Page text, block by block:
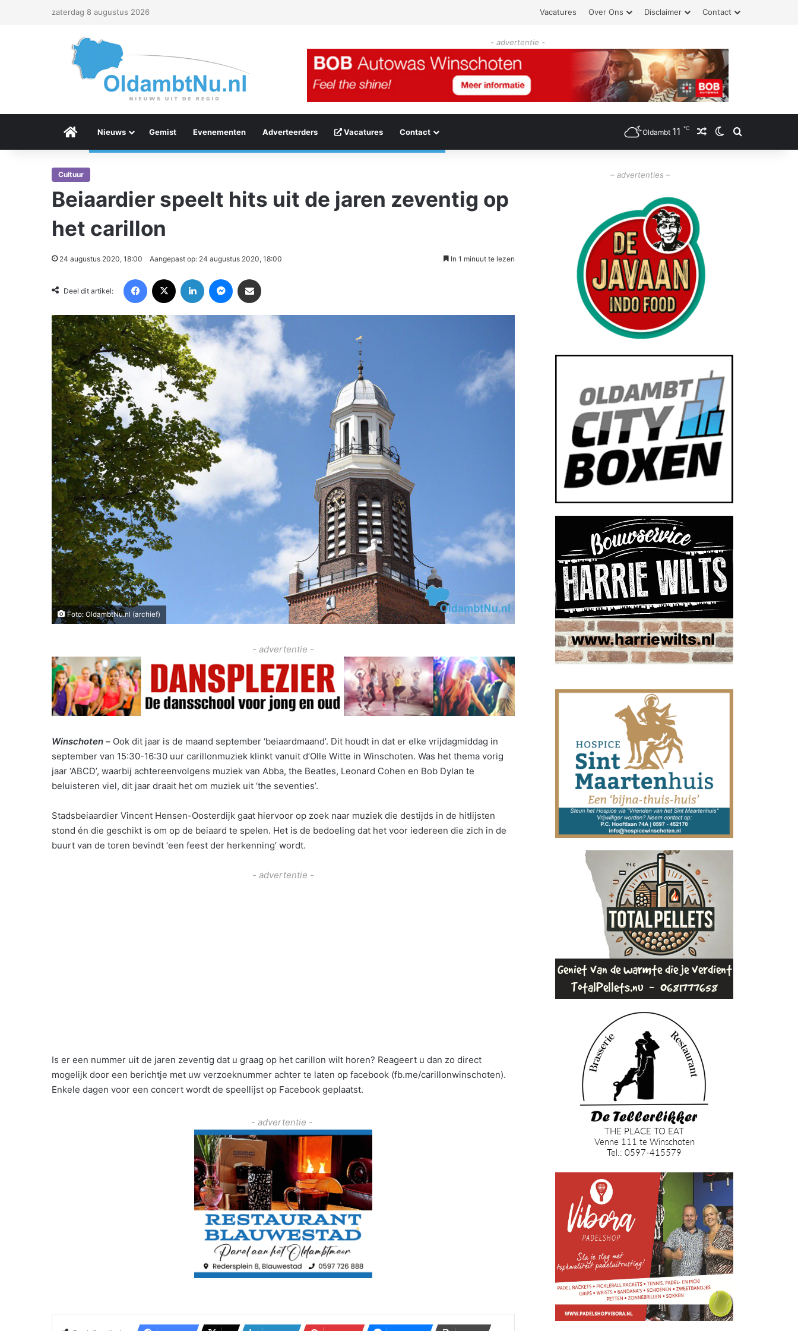
zaterdag 8 augustus 2026 Vacatures Over Ons Disclaimer Contact
- advertentie -
Menu Item
Nieuws Gemist Evenementen Adverteerders Vacatures Contact Oldambt 11 ℃ Willekeurig artikel
Switch skin
Zoeken
Cultuur
Beiaardier speelt hits uit de jaren zeventig op
het carillon
24 augustus 2020, 18:00 Aangepast op: 24 augustus 2020, 18:00 In 1 minuut te lezen
Deel dit artikel:
Foto: OldambtNu.nl (archief)
- advertentie -
Winschoten – Ook dit jaar is de maand september ‘beiaardmaand’. Dit houdt in dat er elke vrijdagmiddag in
september van 15:30-16:30 uur carillonmuziek klinkt vanuit d’Olle Witte in Winschoten. Was het thema vorig
jaar ‘ABCD’, waarbij achtereenvolgens muziek van Abba, the Beatles, Leonard Cohen en Bob Dylan te
beluisteren viel, dit jaar draait het om muziek uit ‘the seventies’.
Stadsbeiaardier Vincent Hensen-Oosterdijk gaat hiervoor op zoek naar muziek die destijds in de hitlijsten
stond én die geschikt is om op de beiaard te spelen. Het is de bedoeling dat het voor iedereen die zich in de
buurt van de toren bevindt ‘een feest der herkenning’ wordt.
- advertentie -
Is er een nummer uit de jaren zeventig dat u graag op het carillon wilt horen? Reageert u dan zo direct
mogelijk door een berichtje met uw verzoeknummer achter te laten op facebook (fb.me/carillonwinschoten).
Enkele dagen voor een concert wordt de speellijst op Facebook geplaatst.
- advertentie -
– advertenties –